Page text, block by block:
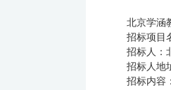
北京学涵
招标项目
招标人：
招标人地
招标内容